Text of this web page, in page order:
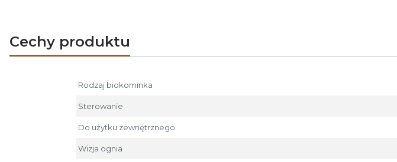
Cechy produktu
Rodzaj biokominka
Sterowanie
Do użytku zewnętrznego
Wizja ognia